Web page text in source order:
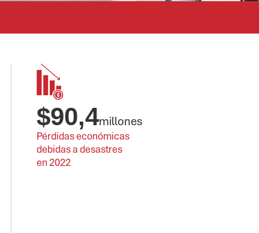
Pérdidas económicas
debidas a desastres
en 2022
$90,4millones